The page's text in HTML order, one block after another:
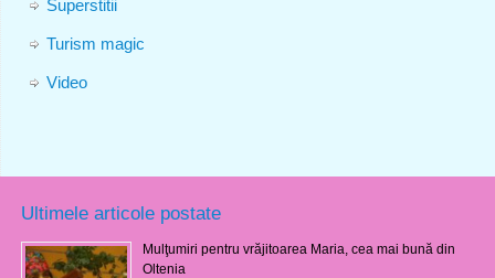
Superstitii
Turism magic
Video
Ultimele articole postate
Mulţumiri pentru vrăjitoarea Maria, cea mai bună din
Oltenia